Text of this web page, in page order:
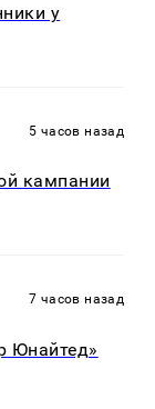
у
5 часов назад
кампании
7 часов назад
Юнайтед»